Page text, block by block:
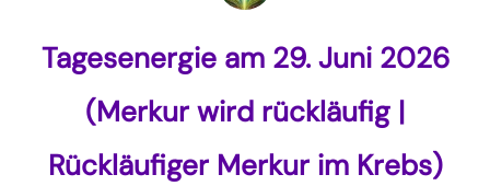
Tagesenergie am 29. Juni 2026
(Merkur wird rückläufig |
Rückläufiger Merkur im Krebs)